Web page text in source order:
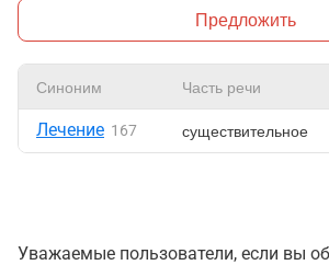
Предложить
Синоним Часть речи
Лечение 167 существительное
Уважаемые пользователи, если вы